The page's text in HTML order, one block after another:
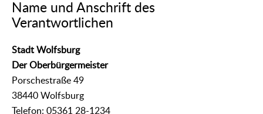
Name und Anschrift des
Verantwortlichen
Stadt Wolfsburg
Der Oberbürgermeister
Porschestraße 49
38440 Wolfsburg
Telefon: 05361 28-1234